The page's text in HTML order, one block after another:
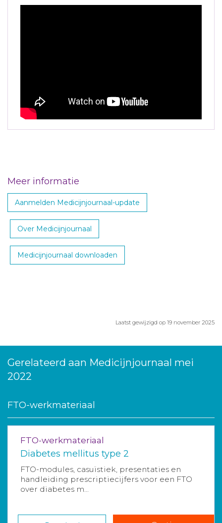
Meer informatie
Aanmelden Medicijnjournaal-update
Over Medicijnjournaal
Medicijnjournaal downloaden
Laatst gewijzigd op 19 november 2025
Gerelateerd aan Medicijnjournaal mei
2022
FTO-werkmateriaal
FTO-werkmateriaal
Diabetes mellitus type 2
FTO-modules, casuïstiek, presentaties en
handleiding prescriptiecijfers voor een FTO
over diabetes m...